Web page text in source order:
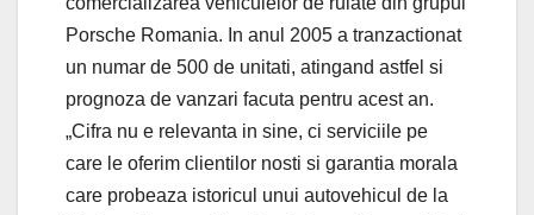
Porsche Romania. In anul 2005 a tranzactionat
un numar de 500 de unitati, atingand astfel si
prognoza de vanzari facuta pentru acest an.
„Cifra nu e relevanta in sine, ci serviciile pe
care le oferim clientilor nosti si garantia morala
care probeaza istoricul unui autovehicul de la